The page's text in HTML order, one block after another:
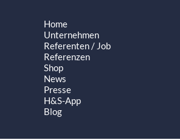
Home
Unternehmen
Referenten / Job
Referenzen
Shop
News
Presse
H&S-App
Blog